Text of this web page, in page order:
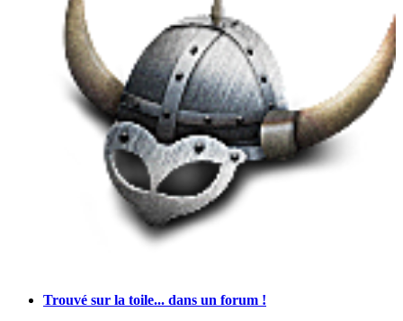
Trouvé sur la toile... dans un forum !